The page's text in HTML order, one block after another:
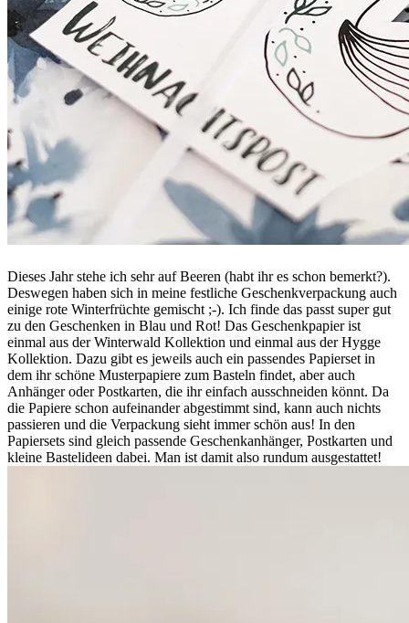
Dieses Jahr stehe ich sehr auf Beeren (habt ihr es schon bemerkt?).
Deswegen haben sich in meine festliche Geschenkverpackung auch
einige rote Winterfrüchte gemischt ;-). Ich finde das passt super gut
zu den Geschenken in Blau und Rot! Das Geschenkpapier ist
einmal aus der Winterwald Kollektion und einmal aus der Hygge
Kollektion. Dazu gibt es jeweils auch ein passendes Papierset in
dem ihr schöne Musterpapiere zum Basteln findet, aber auch
Anhänger oder Postkarten, die ihr einfach ausschneiden könnt. Da
die Papiere schon aufeinander abgestimmt sind, kann auch nichts
passieren und die Verpackung sieht immer schön aus! In den
Papiersets sind gleich passende Geschenkanhänger, Postkarten und
kleine Bastelideen dabei. Man ist damit also rundum ausgestattet!